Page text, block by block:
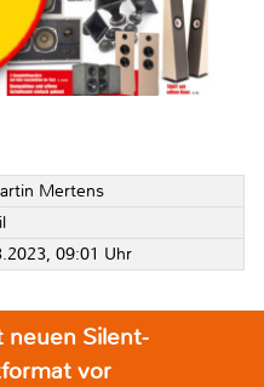
Mertens
09:01 Uhr
neuen Silent-
vor